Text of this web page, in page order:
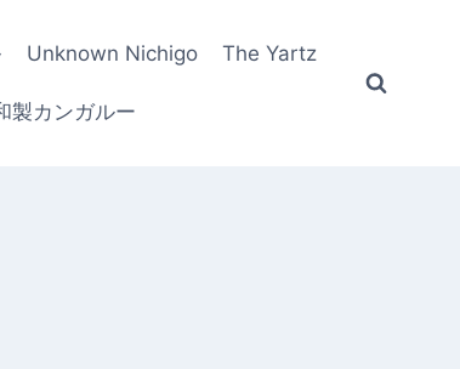
Unknown Nichigo The Yartz
製カンガルー